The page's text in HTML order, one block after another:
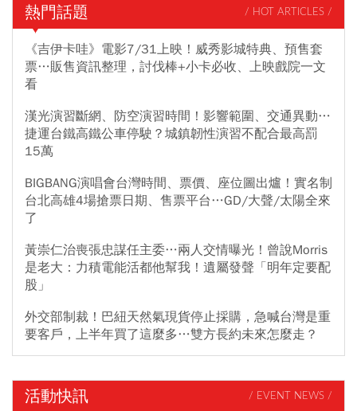
轉為五五波，才會導致修正，不過多數認為，美股的適時回調對行
情發展來說相對健康。
熱門話題 / HOT ARTICLES /
《吉伊卡哇》電影7/31上映！威秀影城特典、預售套
票…販售資訊整理，討伐棒+小卡必收、上映戲院一文
看
漢光演習斷網、防空演習時間！影響範圍、交通異動…
捷運台鐵高鐵公車停駛？城鎮韌性演習不配合最高罰
15萬
BIGBANG演唱會台灣時間、票價、座位圖出爐！實名制
台北高雄4場搶票日期、售票平台…GD/大聲/太陽全來
了
黃崇仁治喪張忠謀任主委…兩人交情曝光！曾說Morris
是老大：力積電能活都他幫我！遺屬發聲「明年定要配
股」
外交部制裁！巴紐天然氣現貨停止採購，急喊台灣是重
要客戶，上半年買了這麼多…雙方長約未來怎麼走？
活動快訊 / EVENT NEWS /